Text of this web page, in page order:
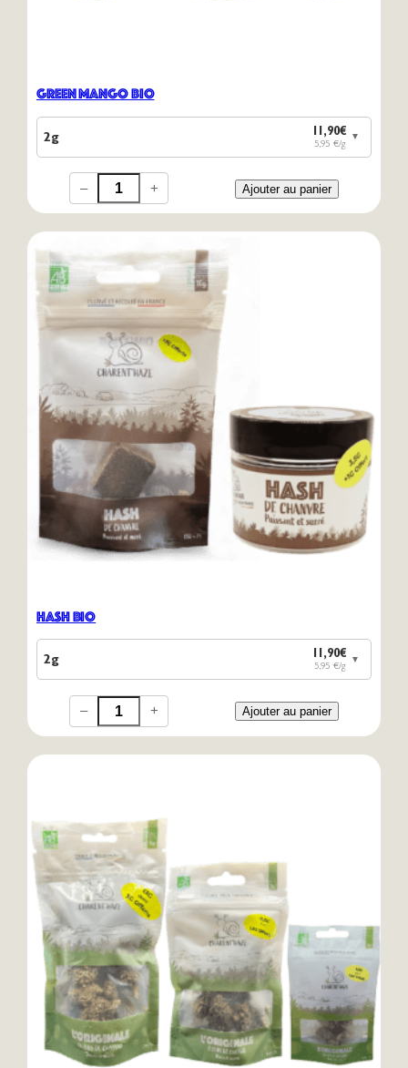
Green Mango Bio
2g 11,90€ ▼
5,95 €/g
– + Ajouter au panier
Hash Bio
2g 11,90€ ▼
5,95 €/g
– + Ajouter au panier